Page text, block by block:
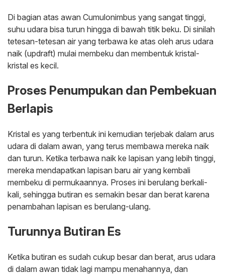
Di bagian atas awan Cumulonimbus yang sangat tinggi,
suhu udara bisa turun hingga di bawah titik beku. Di sinilah
tetesan-tetesan air yang terbawa ke atas oleh arus udara
naik (updraft) mulai membeku dan membentuk kristal-
kristal es kecil.
Proses Penumpukan dan Pembekuan
Berlapis
Kristal es yang terbentuk ini kemudian terjebak dalam arus
udara di dalam awan, yang terus membawa mereka naik
dan turun. Ketika terbawa naik ke lapisan yang lebih tinggi,
mereka mendapatkan lapisan baru air yang kembali
membeku di permukaannya. Proses ini berulang berkali-
kali, sehingga butiran es semakin besar dan berat karena
penambahan lapisan es berulang-ulang.
Turunnya Butiran Es
Ketika butiran es sudah cukup besar dan berat, arus udara
di dalam awan tidak lagi mampu menahannya, dan